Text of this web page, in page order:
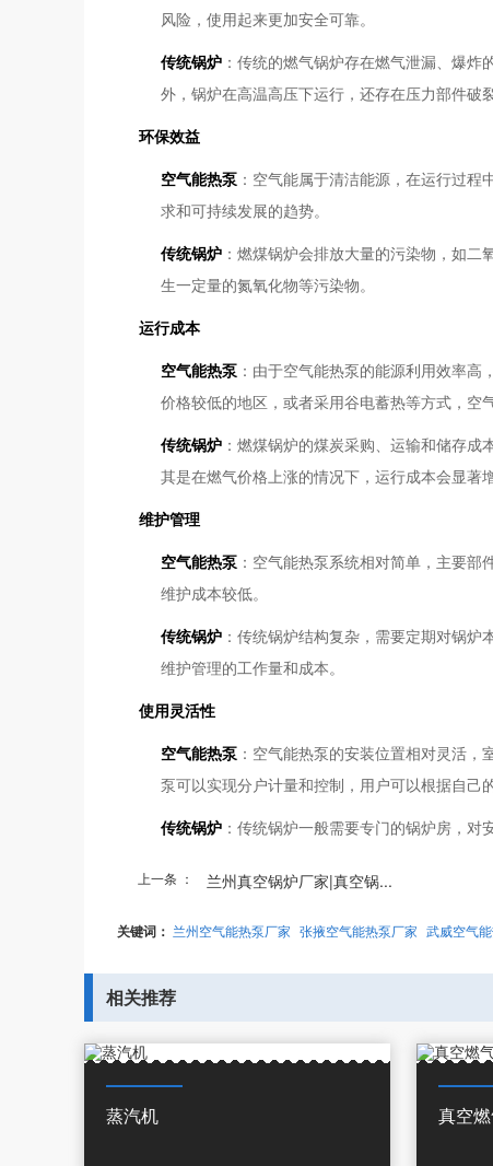
风险，使用起来更加安全可靠。
传统锅炉：传统的燃气锅炉存在燃气泄漏、爆炸
外，锅炉在高温高压下运行，还存在压力部件破
环保效益
空气能热泵：空气能属于清洁能源，在运行过程
求和可持续发展的趋势。
传统锅炉：燃煤锅炉会排放大量的污染物，如二
生一定量的氮氧化物等污染物。
运行成本
空气能热泵：由于空气能热泵的能源利用效率高
价格较低的地区，或者采用谷电蓄热等方式，空
传统锅炉：燃煤锅炉的煤炭采购、运输和储存成
其是在燃气价格上涨的情况下，运行成本会显著增
维护管理
空气能热泵：空气能热泵系统相对简单，主要部
维护成本较低。
传统锅炉：传统锅炉结构复杂，需要定期对锅炉
维护管理的工作量和成本。
使用灵活性
空气能热泵：空气能热泵的安装位置相对灵活，
泵可以实现分户计量和控制，用户可以根据自己
传统锅炉：传统锅炉一般需要专门的锅炉房，对
上一条 ： 兰州真空锅炉厂家|真空锅...
关键词： 兰州空气能热泵厂家 张掖空气能热泵厂家 武威空气
相关推荐
蒸汽机 真空